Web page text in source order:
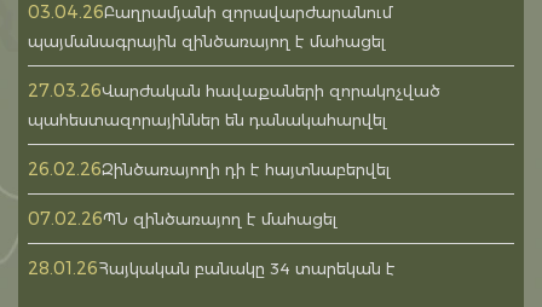
03.04.26Բաղրամյանի զորավարժարանում
պայմանագրային զինծառայող է մահացել
27.03.26Վարժական հավաքաների զորակոչված
պահեստազորայիններ են դանակահարվել
26.02.26Զինծառայողի դի է հայտնաբերվել
07.02.26ՊՆ զինծառայող է մահացել
28.01.26Հայկական բանակը 34 տարեկան է